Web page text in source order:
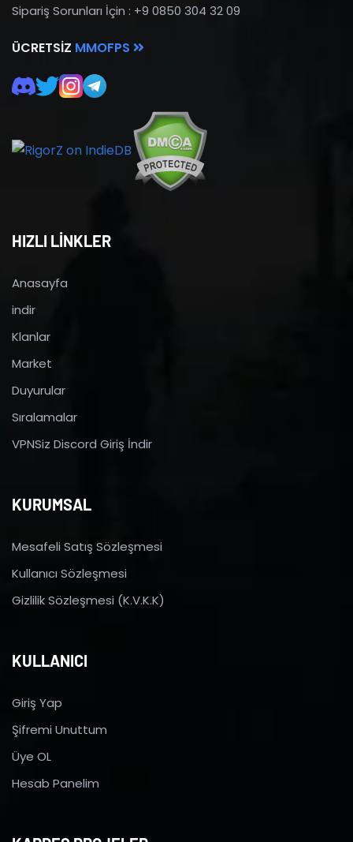
Sipariş Sorunları İçin : +9 0850 304 32 09
ÜCRETSIZ MMOFPS
HIZLI LİNKLER
Anasayfa
indir
Klanlar
Market
Duyurular
Sıralamalar
VPNSiz Discord Giriş İndir
KURUMSAL
Mesafeli Satış Sözleşmesi
Kullanıcı Sözleşmesi
Gizlilik Sözleşmesi (K.V.K.K)
KULLANICI
Giriş Yap
Şifremi Unuttum
Üye OL
Hesab Panelim